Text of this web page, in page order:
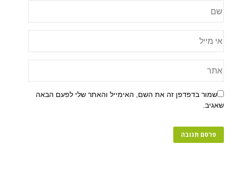
שמור בדפדפן זה את השם, האימייל והאתר שלי לפעם הבאה
שאגיב.